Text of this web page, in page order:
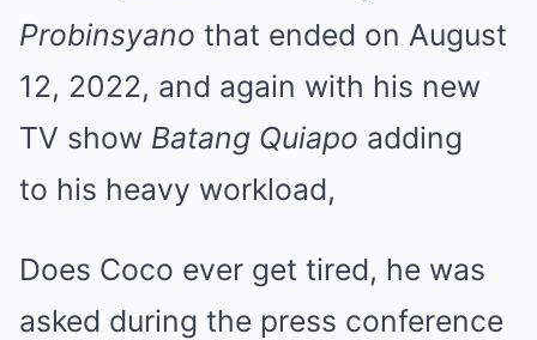
Probinsyano that ended on August
12, 2022, and again with his new
TV show Batang Quiapo adding
to his heavy workload,
Does Coco ever get tired, he was
asked during the press conference